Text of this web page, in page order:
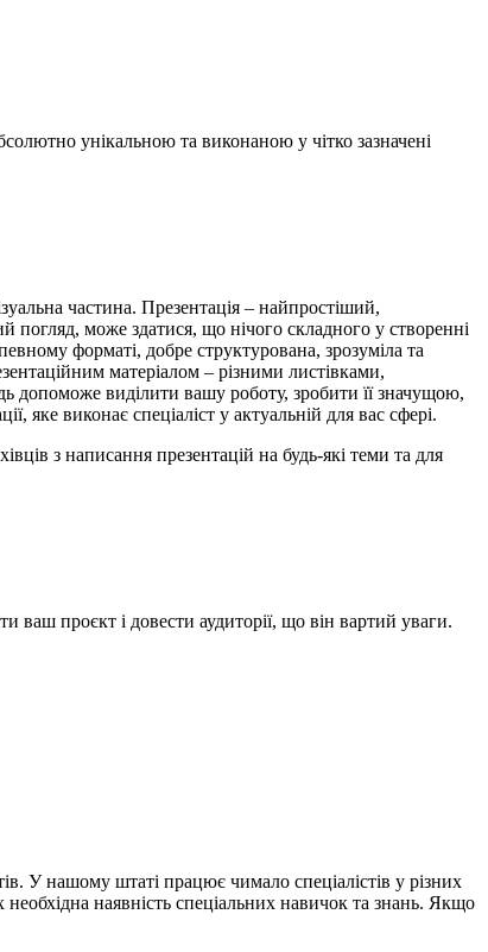
унікальною та виконаною у чітко зазначені
частина. Презентація – найпростіший,
погляд, може здатися, що нічого складного у створенні
форматі, добре структурована, зрозуміла та
матеріалом – різними листівками,
допоможе виділити вашу роботу, зробити її значущою,
яке виконає спеціаліст у актуальній для вас сфері.
з написання презентацій на будь-які теми та для
ваш проєкт і довести аудиторії, що він вартий уваги.
У нашому штаті працює чимало спеціалістів у різних
необхідна наявність спеціальних навичок та знань. Якщо